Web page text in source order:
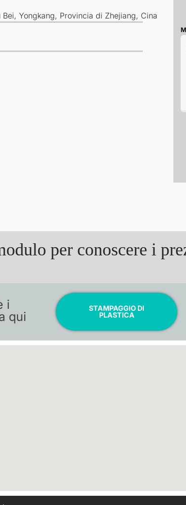
Bei, Yongkang, Provincia di Zhejiang, Cina
per conoscere i
i
qui
STAMPAGGIO DI
PLASTICA